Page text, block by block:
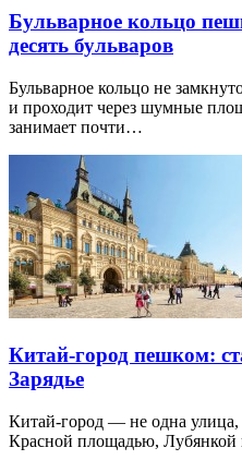
Бульварное кольцо
десять бульваров
Бульварное кольцо не
и проходит через шумные
занимает почти…
Китай-город пешком:
Зарядье
Китай-город — не одна
Красной площадью, Лубянкой